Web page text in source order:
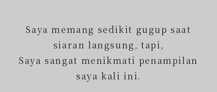
Saya memang sedikit gugup saat
siaran langsung, tapi,
Saya sangat menikmati penampilan
saya kali ini.